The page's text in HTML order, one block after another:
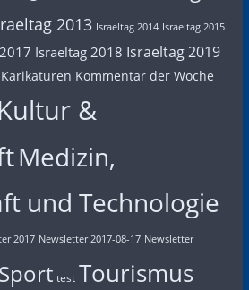
2013 Israeltag 2014 Israeltag 2015
Israeltag 2018 Israeltag 2019
Karikaturen Kommentar der Woche
&
Medizin,
und Technologie
2017 Newsletter 2017-08-17 Newsletter
Sport test Tourismus